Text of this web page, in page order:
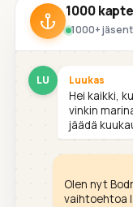
1000
1000+
LU Luukas
Hei kaikki,
vinkin
jäädä
Olen nyt
vaihtoehtoa